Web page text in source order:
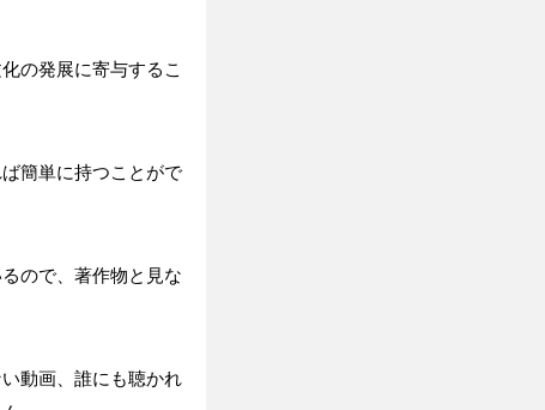
の発展に寄与するこ
簡単に持つことがで
ので、著作物と見な
動画、誰にも聴かれ